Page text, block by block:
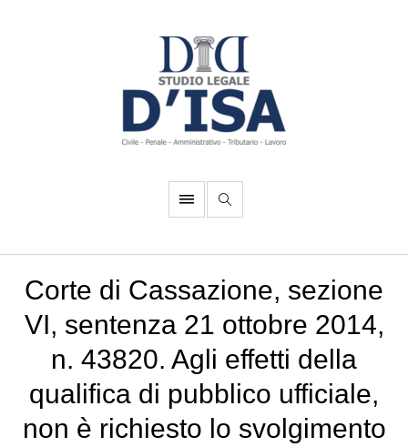
Corte di Cassazione, sezione
VI, sentenza 21 ottobre 2014,
n. 43820. Agli effetti della
qualifica di pubblico ufficiale,
non è richiesto lo svolgimento